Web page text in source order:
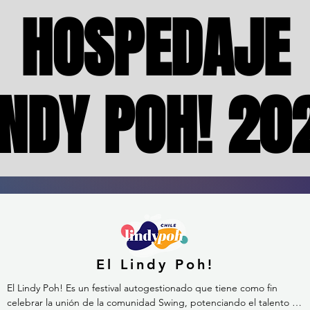
HOSPEDAJE
POH!
HOSPEDAJE
POH!
El Lindy Poh!
El Lindy Poh! Es un festival autogestionado que tiene como fin
celebrar la unión de la comunidad Swing, potenciando el talento